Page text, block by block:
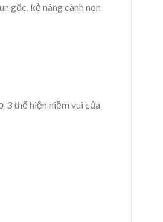
gốc, kẻ nâng cành non
thể hiện niềm vui của